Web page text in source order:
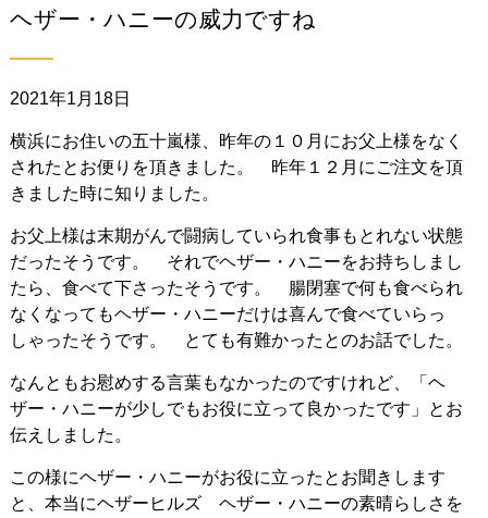
ヘザー・ハニーの威力ですね
2021年1月18日
横浜にお住いの五十嵐様、昨年の１０月にお父上様をなく
されたとお便りを頂きました。 昨年１２月にご注文を頂
きました時に知りました。
お父上様は末期がんで闘病していられ食事もとれない状態
だったそうです。 それでヘザー・ハニーをお持ちしまし
たら、食べて下さったそうです。 腸閉塞で何も食べられ
なくなってもヘザー・ハニーだけは喜んで食べていらっ
しゃったそうです。 とても有難かったとのお話でした。
なんともお慰めする言葉もなかったのですけれど、「ヘ
ザー・ハニーが少しでもお役に立って良かったです」とお
伝えしました。
この様にヘザー・ハニーがお役に立ったとお聞きします
と、本当にヘザーヒルズ ヘザー・ハニーの素晴らしさを